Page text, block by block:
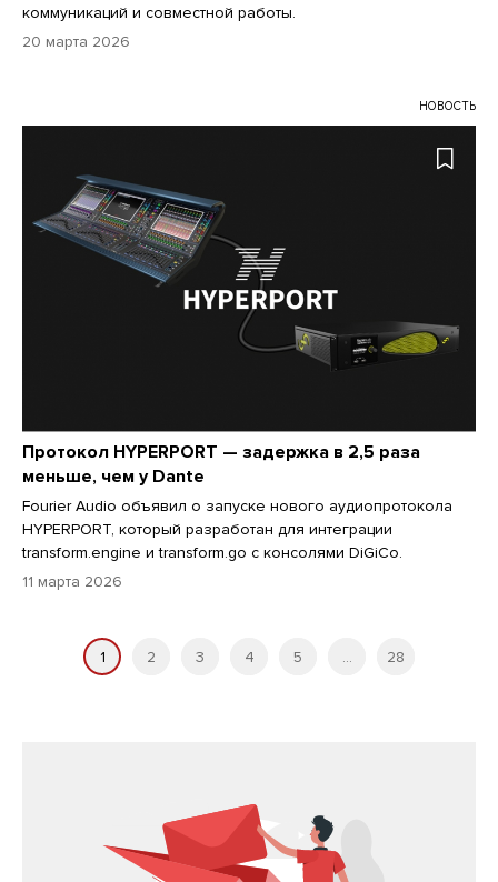
коммуникаций и совместной работы.
20 марта 2026
НОВОСТЬ
Протокол HYPERPORT — задержка в 2,5 раза
меньше, чем у Dante
Fourier Audio объявил о запуске нового аудиопротокола
HYPERPORT, который разработан для интеграции
transform.engine и transform.go с консолями DiGiCo.
11 марта 2026
1 2 3 4 5 ... 28